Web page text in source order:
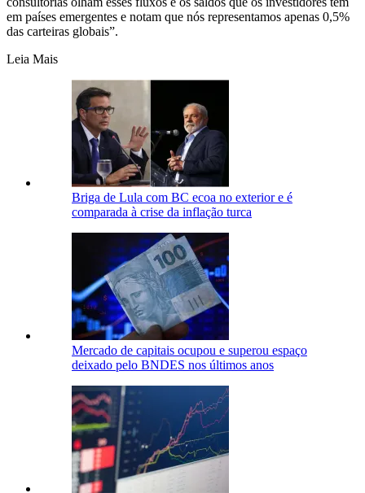
em países emergentes e notam que nós representamos apenas 0,5%
das carteiras globais”.
Leia Mais
Briga de Lula com BC ecoa no exterior e é
comparada à crise da inflação turca
Mercado de capitais ocupou e superou espaço
deixado pelo BNDES nos últimos anos